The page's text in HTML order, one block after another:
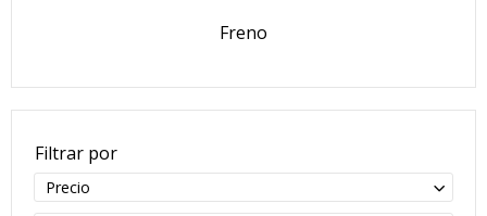
Freno
Filtrar por
Precio